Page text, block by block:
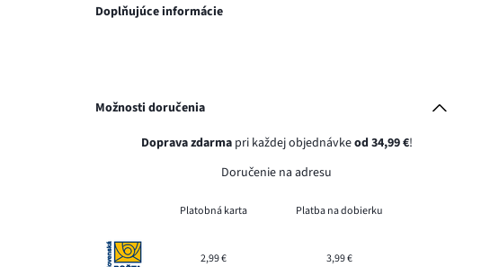
Doplňujúce informácie
Možnosti doručenia
Doprava zdarmapri každej objednávkeod 34,99 €!
Doručenie na adresu
Platobná karta Platba na dobierku
2,99 € 3,99 €